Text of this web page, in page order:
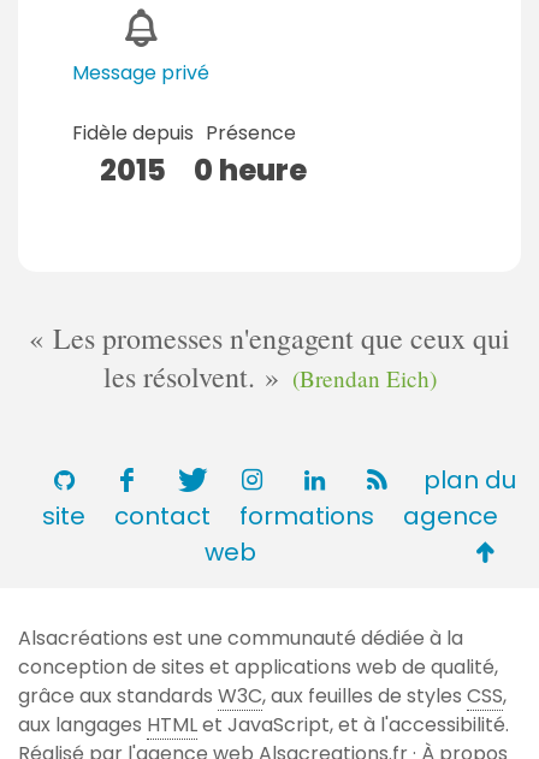
Message privé
Fidèle depuis
2015
Présence
0 heure
Les promesses n'engagent que ceux qui
les résolvent.
(Brendan Eich)
plan du
site
contact formations
agence
web
de
page
Alsacréations est une communauté dédiée à la
conception de sites et applications web de qualité,
grâce aux standards W3C, aux feuilles de styles CSS,
aux langages HTMLet JavaScript, et à l'accessibilité.